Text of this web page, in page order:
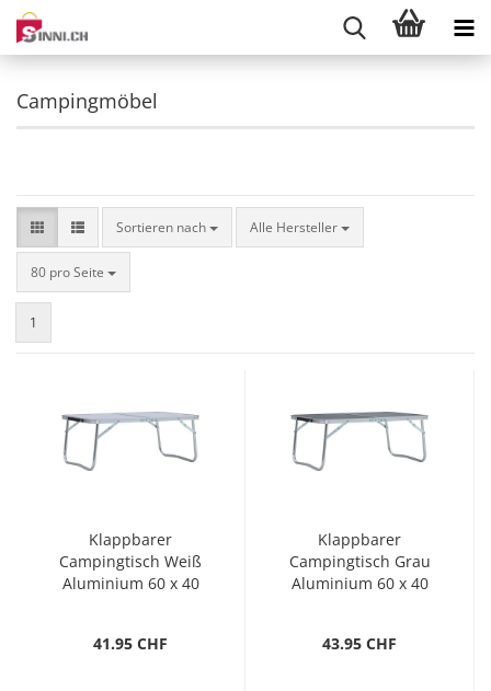
Campingmöbel
Sortieren nach
Sortieren nach Alle Hersteller
80 pro Seite
pro Seite
1
Klappbarer
Campingtisch Weiß
Aluminium 60 x 40
41.95 CHF
Klappbarer
Campingtisch Grau
Aluminium 60 x 40
43.95 CHF